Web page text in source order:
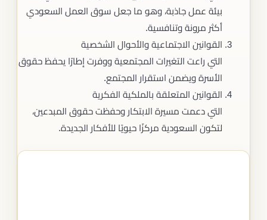
بيئة عمل جاذبة، وهو ما جعل سوق العمل السعودي
أكثر مرونة وتنافسية.
القوانين الاجتماعية والأحوال الشخصية
التي راعت التغيرات المجتمعية ووفرت إطارًا يحفظ حقوق
الأسرة ويضمن استقرار المجتمع.
القوانين المتعلقة بالملكية الفكرية
التي دعمت مسيرة الابتكار وحفظت حقوق المبدعين،
لتكون السعودية مركزًا حيويًا للأفكار الجديدة.